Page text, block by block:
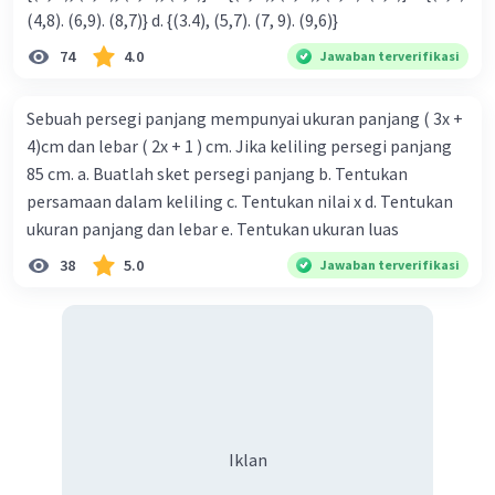
(4,8). (6,9). (8,7)} d. {(3.4), (5,7). (7, 9). (9,6)}
74 4.0 Jawaban terverifikasi
Sebuah persegi panjang mempunyai ukuran panjang ( 3x +
4)cm dan lebar ( 2x + 1 ) cm. Jika keliling persegi panjang
85 cm. a. Buatlah sket persegi panjang b. Tentukan
persamaan dalam keliling c. Tentukan nilai x d. Tentukan
ukuran panjang dan lebar e. Tentukan ukuran luas
38 5.0 Jawaban terverifikasi
Iklan